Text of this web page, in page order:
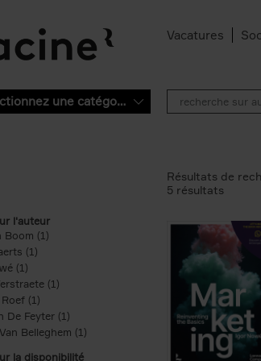
Vacatures
Sélectionnez une catégorie
l'auteur
Boom (1)
(1)
(1)
(1) Apply Isabel Verstraete filter
(1)
De Feyter (1) Apply Jozefien De Feyter filter
Belleghem (1) Apply Steven Van Belleghem filter
la disponibilité
Résultats de
5 résultats